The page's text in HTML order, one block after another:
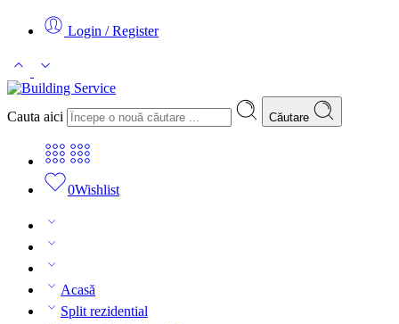
Login / Register
Cauta aici Căutare
0Wishlist
Acasă
Split rezidential